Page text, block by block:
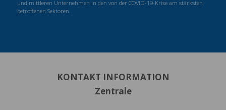
und mittleren Unternehmen in den von der COVID-19-Krise am stärksten
betroffenen Sektoren.
KONTAKT INFORMATION
Zentrale